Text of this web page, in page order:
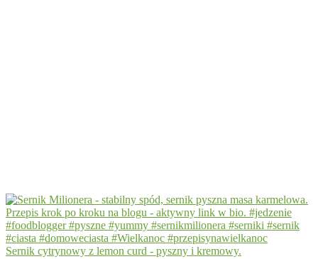
Sernik cytrynowy z lemon curd - pyszny i kremowy.